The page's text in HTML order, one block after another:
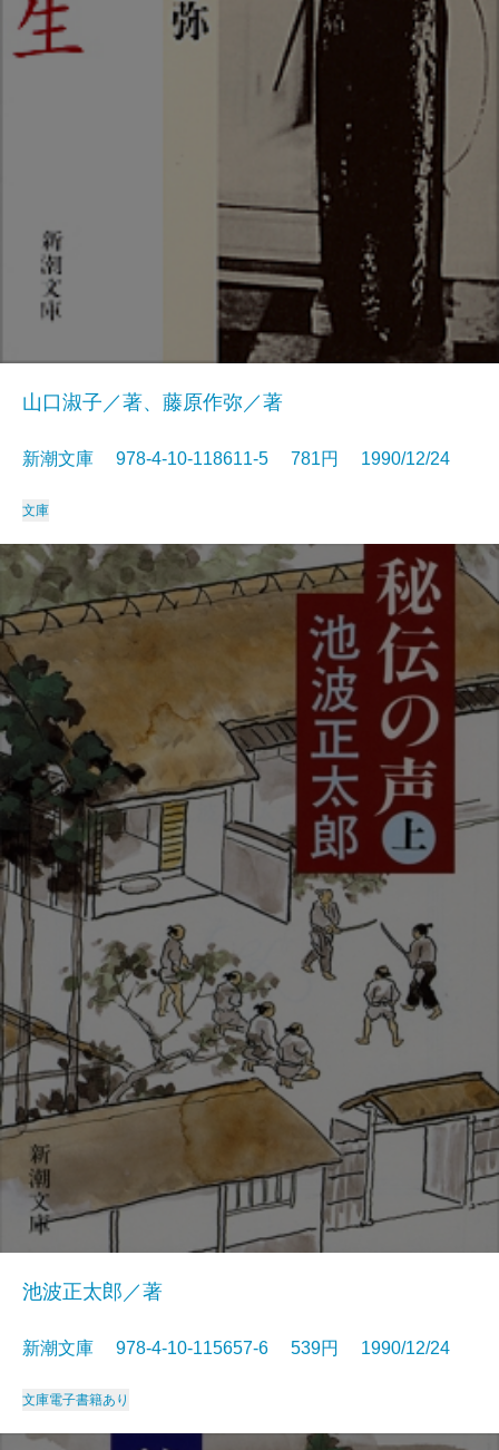
山口淑子／著、藤原作弥／著
新潮文庫 978-4-10-118611-5 781円 1990/12/24
文庫
池波正太郎／著
新潮文庫 978-4-10-115657-6 539円 1990/12/24
文庫電子書籍あり